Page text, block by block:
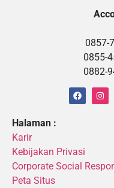
0857-
0855-
0882-
Halaman :
Karir
Kebijakan Privasi
Corporate Social
Peta Situs